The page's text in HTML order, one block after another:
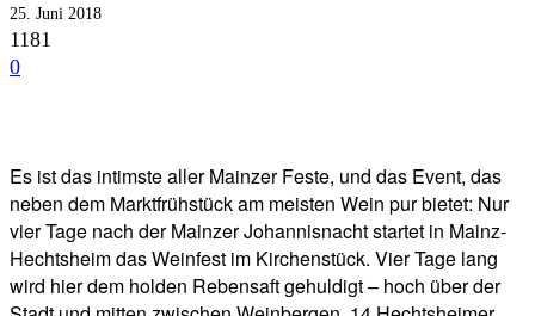
25. Juni 2018
1181
0
Es ist das intimste aller Mainzer Feste, und das Event, das
neben dem Marktfrühstück am meisten Wein pur bietet: Nur
vier Tage nach der Mainzer Johannisnacht startet in Mainz-
Hechtsheim das Weinfest im Kirchenstück. Vier Tage lang
wird hier dem holden Rebensaft gehuldigt – hoch über der